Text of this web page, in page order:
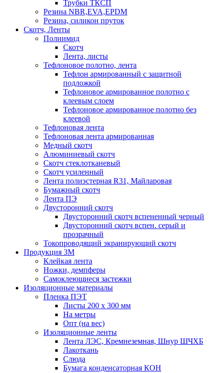
Трубки ТКСП
Резина NBR,EVA,EPDM
Резина, силикон пруток
Скотч, Ленты
Полиимид
Скотч
Лента, листы
Тефлоновое полотно, лента
Тефлон армированный с защитной
подложкой
Тефлоновое армированное полотно с
клеевым слоем
Тефлоновое армированное полотно без
клеевой
Тефлоновая лента
Тефлоновая лента армированная
Медный скотч
Алюминиевый скотч
Скотч стеклотканевый
Скотч усиленный
Лента полиэстерная R31, Майларовая
Бумажный скотч
Лента ПЭ
Двусторонний скотч
Двусторонний скотч вспененный черный
Двусторонний скотч вспен. серый и
прозрачный
Токопроводящий экранирующий скотч
Продукция 3M
Клейкая лента
Ножки, демпферы
Самоклеющиеся застежки
Изоляционные материалы
Пленка ПЭТ
Листы 200 х 300 мм
На метры
Опт (на вес)
Изоляционные ленты
Лента ЛЭС, Кремнеземная, Шнур ШЧХБ
Лакоткань
Слюда
Бумага конденсаторная КОН